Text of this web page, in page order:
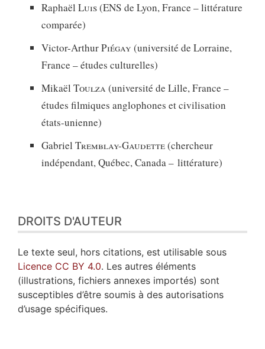
Raphaël Luis(ENS de Lyon, France – littérature
comparée)
Victor-ArthurPiégay (université de Lorraine,
France – études culturelles)
Mikaël Toulza (université de Lille, France –
études filmiques anglophones et civilisation
états-unienne)
Gabriel Tremblay-Gaudette(chercheur
indépendant, Québec, Canada – littérature)
DROITS D'AUTEUR
Le texte seul, hors citations, est utilisable sous
Licence CC BY 4.0. Les autres éléments
(illustrations, fichiers annexes importés) sont
susceptibles d’être soumis à des autorisations
d’usage spécifiques.